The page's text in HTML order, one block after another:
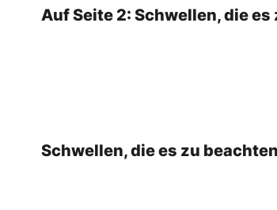
Auf Seite 2: Schwellen, die
Schwellen, die es zu